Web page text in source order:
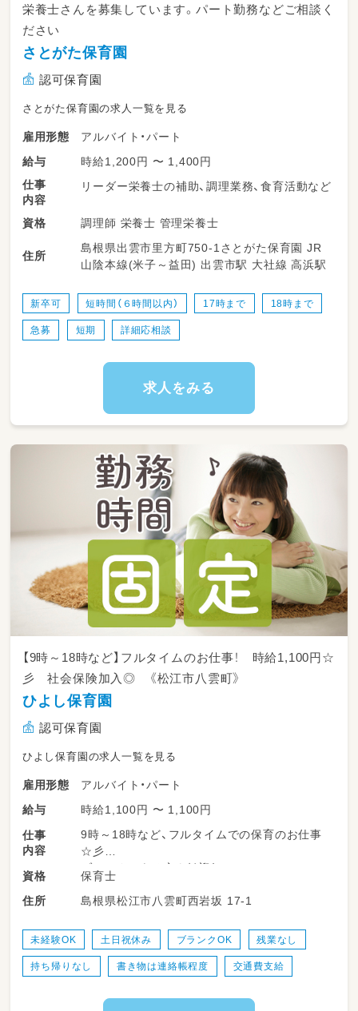
栄養士さんを募集しています。パート勤務などご相談く
ださい
さとがた保育園
認可保育園
さとがた保育園の求人一覧を見る
雇用形態
アルバイト・パート
給与
時給1,200円 〜 1,400円
仕事
内容
リーダー栄養士の補助、調理業務、食育活動など
資格 調理師 栄養士 管理栄養士
住所
島根県出雲市里方町750-1さとがた保育園 JR
山陰本線(米子～益田) 出雲市駅 大社線 高浜駅
新卒可 短時間（６時間以内） 17時まで 18時まで
急募 短期 詳細応相談
求人をみる
【9時～18時など】フルタイムのお仕事！ 時給1,100円☆
彡 社会保険加入◎ 《松江市八雲町》
ひよし保育園
認可保育園
ひよし保育園の求人一覧を見る
雇用形態
アルバイト・パート
給与
時給1,100円 〜 1,100円
仕事
内容
9時～18時など、フルタイムでの保育のお仕事
☆彡
ブランクのある方も歓迎！
資格
保育士
住所
島根県松江市八雲町西岩坂 17-1
未経験OK 土日祝休み ブランクOK 残業なし
持ち帰りなし 書き物は連絡帳程度 交通費支給